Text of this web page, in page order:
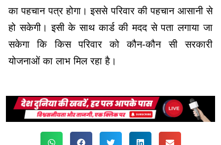
का पहचान पत्र होगा। इससे परिवार की पहचान आसानी से
हो सकेगी। इसी के साथ कार्ड की मदद से पता लगाया जा
सकेगा कि किस परिवार को कौन-कौन सी सरकारी
योजनाओं का लाभ मिल रहा है।